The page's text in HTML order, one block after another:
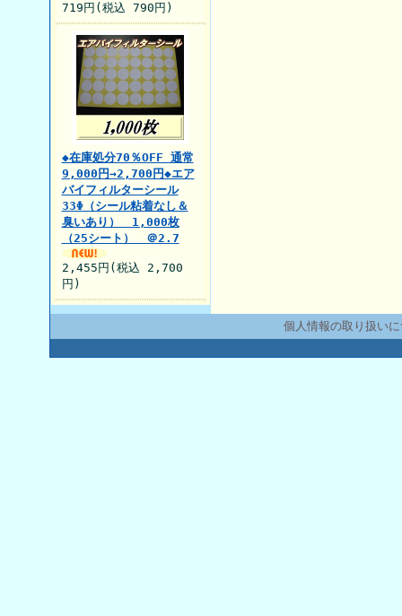
719円(税込 790円)
◆在庫処分70％OFF 通常
9,000円→2,700円◆エア
バイフィルターシール
33Φ（シール粘着なし＆
臭いあり） 1,000枚
（25シート） ＠2.7
2,455円(税込 2,700
円)
個人情報の取り扱い